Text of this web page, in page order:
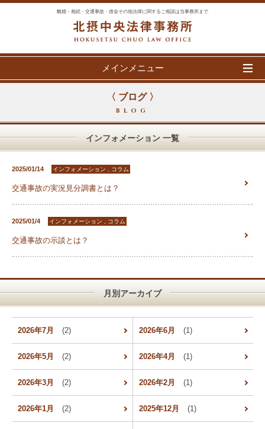
離婚・相続・交通事故・借金その他法律に関するご相談は当事務所まで
メインメニュー
〈 ブログ 〉
BLOG
インフォメーション 一覧
2025/01/14 インフォメーション , コラム
交通事故の実況見分調書とは？
2025/01/4 インフォメーション , コラム
交通事故の示談とは？
月別アーカイブ
2026年7月 (2) 2026年6月 (1)
2026年5月 (2) 2026年4月 (1)
2026年3月 (2) 2026年2月 (1)
2026年1月 (2) 2025年12月 (1)